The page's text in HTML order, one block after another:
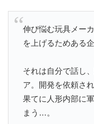
伸び悩む玩具メー
を上げるためある
それは自分で話し
ア。開発を依頼さ
果てに人形内部に
まう…。